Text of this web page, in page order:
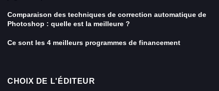
Comparaison des techniques de correction automatique de
Photoshop : quelle est la meilleure ?
Ce sont les 4 meilleurs programmes de financement
CHOIX DE L'ÉDITEUR